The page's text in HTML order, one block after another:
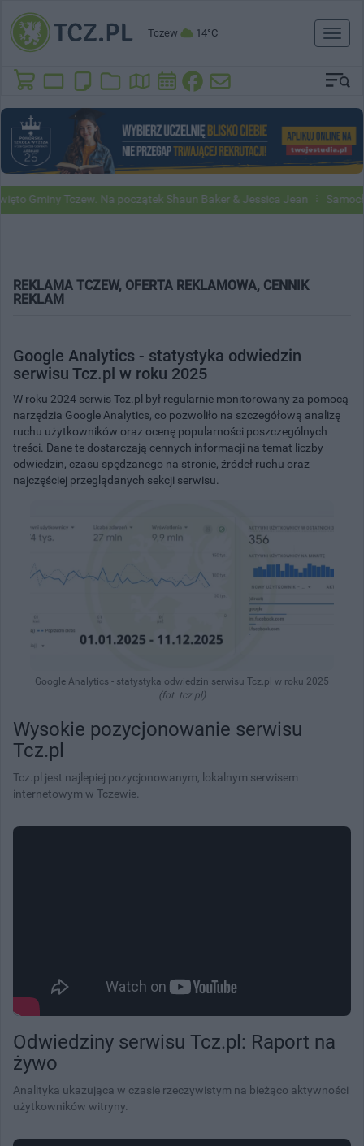
Tczew 14°C
Toggle
Tczew. Na początek Shaun Baker & Jessica Jean Samochody
REKLAMA TCZEW, OFERTA REKLAMOWA, CENNIK
REKLAM
Google Analytics - statystyka odwiedzin
serwisu Tcz.pl w roku 2025
W roku 2024 serwis Tcz.pl był regularnie monitorowany za pomocą
narzędzia Google Analytics, co pozwoliło na szczegółową analizę
ruchu użytkowników oraz ocenę popularności poszczególnych
treści. Dane te dostarczają cennych informacji na temat liczby
odwiedzin, czasu spędzanego na stronie, źródeł ruchu oraz
najczęściej przeglądanych sekcji serwisu.
Google Analytics - statystyka odwiedzin serwisu Tcz.pl w roku 2025
(fot. tcz.pl)
Wysokie pozycjonowanie serwisu
Tcz.pl
Tcz.pl jest najlepiej pozycjonowanym, lokalnym serwisem
internetowym w Tczewie.
Odwiedziny serwisu Tcz.pl: Raport na
żywo
Analityka ukazująca w czasie rzeczywistym na bieżąco aktywności
użytkowników witryny.